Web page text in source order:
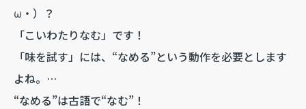
ω・）？
「こいわたりなむ」です！
「味を試す」には、“なめる”という動作を必要とします
よね。 …
“なめる”は古語で“なむ”！